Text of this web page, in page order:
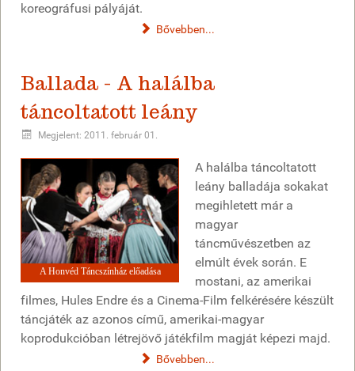
koreográfusi pályáját.
Bővebben...
Ballada - A halálba
táncoltatott leány
Megjelent: 2011. február 01.
A Honvéd Táncszínház előadása
A halálba táncoltatott
leány balladája sokakat
megihletett már a
magyar
táncművészetben az
elmúlt évek során. E
mostani, az amerikai
filmes, Hules Endre és a Cinema-Film felkérésére készült
táncjáték az azonos című, amerikai-magyar
koprodukcióban létrejövő játékfilm magját képezi majd.
Bővebben...